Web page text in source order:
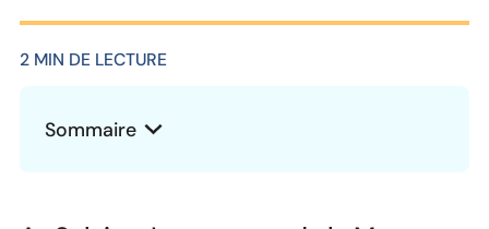
2 MIN DE LECTURE
Sommaire